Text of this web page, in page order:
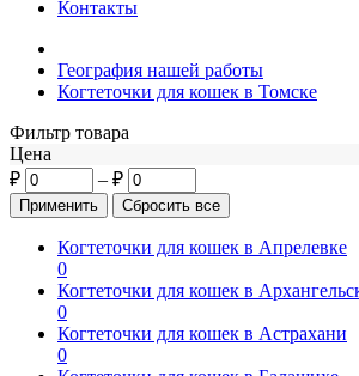
Контакты
География нашей работы
Когтеточки для кошек в Томске
Фильтр товара
Цена
₽
– ₽
Когтеточки для кошек в Апрелевке
0
Когтеточки для кошек в
0
Когтеточки для кошек в Астрахани
0